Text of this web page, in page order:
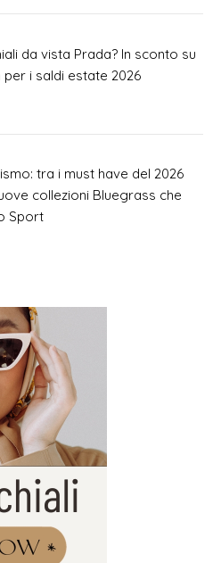
da vista Prada? In sconto su
i saldi estate 2026
tra i must have del 2026
collezioni Bluegrass che
Sport